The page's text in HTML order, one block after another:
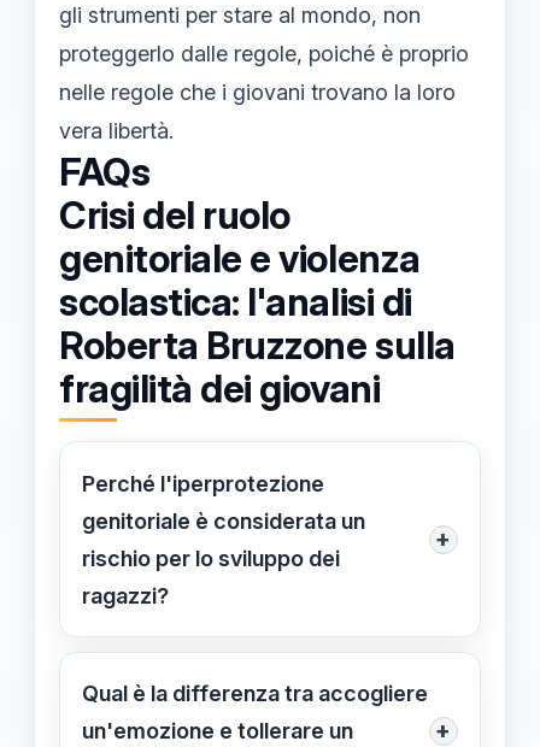
gli strumenti per stare al mondo, non
proteggerlo dalle regole, poiché è proprio
nelle regole che i giovani trovano la loro
vera libertà.
FAQs
Crisi del ruolo
genitoriale e violenza
scolastica: l'analisi di
Roberta Bruzzone sulla
fragilità dei giovani
Perché l'iperprotezione
genitoriale è considerata un
rischio per lo sviluppo dei
ragazzi?
+
L'iperprotezione priva i giovani degli
strumenti interni necessari per gestire
la frustrazione e i rifiuti della realtà
Qual è la differenza tra accogliere
un'emozione e tollerare un
+